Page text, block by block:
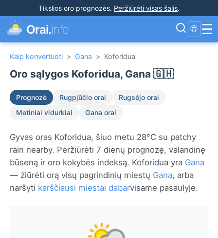
Tikslios oro prognozės. Peržiūrėti visas šalis.
Orai.info 🌐 ☰
Kaip konvertuoti > Gana > Koforidua
Oro sąlygos Koforidua, Gana 🇬🇭
Prognozė Rugpjūčio orai
Rugsėjo orai
Metiniai vidurkiai
Gana orai
Gyvas oras Koforidua, šiuo metu 28°C su patchy
rain nearby. Peržiūrėti 7 dienų prognozę, valandinę
būseną ir oro kokybės indeksą. Koforidua yra Gana
— žiūrėti orą visų pagrindinių miestų Gana, arba
naršyti karščiausi miestai dabarvisame pasaulyje.